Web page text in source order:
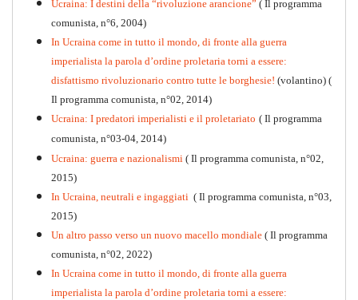
Kommunistisches Programm
PDF n°10 - 2026
Ucraina: I destini della “rivoluzione arancione” ( Il programma
comunista, n°6, 2004)
In Ucraina come in tutto il mondo, di fronte alla guerra
imperialista la parola d’ordine proletaria torni a essere:
disfattismo rivoluzionario contro tutte le borghesie! (volantino) (
Il programma comunista, n°02, 2014)
Ucraina: I predatori imperialisti e il proletariato ( Il programma
comunista, n°03-04, 2014)
Ucraina: guerra e nazionalismi ( Il programma comunista, n°02,
2015)
In Ucraina, neutrali e ingaggiati ( Il programma comunista, n°03,
2015)
Un altro passo verso un nuovo macello mondiale ( Il programma
comunista, n°02, 2022)
In Ucraina come in tutto il mondo, di fronte alla guerra
imperialista la parola d’ordine proletaria torni a essere: